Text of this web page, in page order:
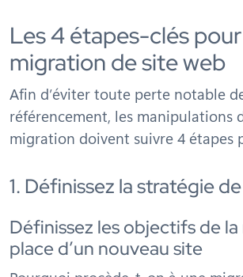
Les 4 étapes-clés
migration de site web
Afin d’éviter toute perte notable
référencement, les manipulations
migration doivent suivre 4 étapes
1. Définissez la stratégie
Définissez les objectifs de la
place d’un nouveau site